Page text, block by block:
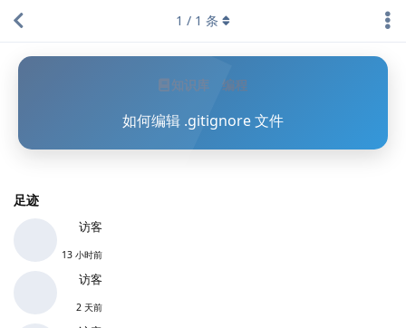
知识库 编程
如何编辑 .gitignore 文件
足迹
访客
13 小时前
访客
2 天前
1 / 1 条